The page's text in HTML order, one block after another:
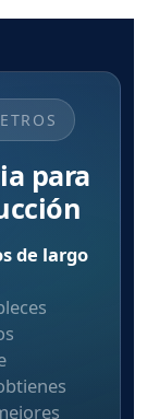
para
de largo